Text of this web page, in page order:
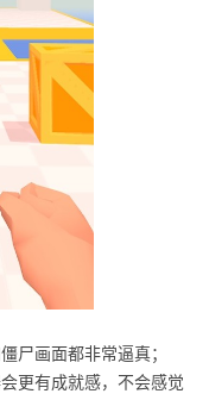
尸画面都非常逼真；
更有成就感，不会感觉